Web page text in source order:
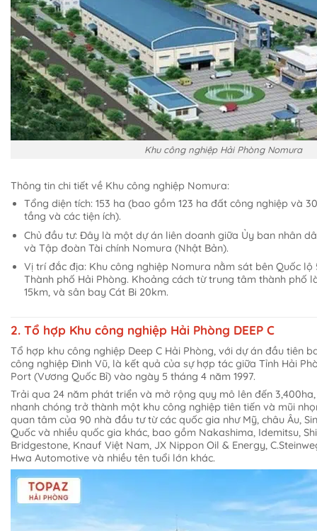
Khu công nghiệp Hải Phòng Nomura
Thông tin chi tiết về Khu công nghiệp Nomura:
Tổng diện tích: 153 ha (bao gồm 123 ha đất công nghiệp và
tầng và các tiện ích).
Chủ đầu tư: Đây là một dự án liên doanh giữa Ủy ban nhân
và Tập đoàn Tài chính Nomura (Nhật Bản).
Vị trí đắc địa: Khu công nghiệp Nomura nằm sát bên Quốc lộ
Thành phố Hải Phòng. Khoảng cách từ trung tâm thành phố
15km, và sân bay Cát Bi 20km.
2. Tổ hợp Khu công nghiệp Hải Phòng DEEP C
Tổ hợp khu công nghiệp Deep C Hải Phòng, với dự án đầu tiên
công nghiệp Đình Vũ, là kết quả của sự hợp tác giữa Tỉnh Hải
Port (Vương Quốc Bỉ) vào ngày 5 tháng 4 năm 1997.
Trải qua 24 năm phát triển và mở rộng quy mô lên đến 3,400ha,
nhanh chóng trở thành một khu công nghiệp tiên tiến và mũi
quan tâm của 90 nhà đầu tư từ các quốc gia như Mỹ, châu Âu,
Quốc và nhiều quốc gia khác, bao gồm Nakashima, Idemitsu,
Bridgestone, Knauf Việt Nam, JX Nippon Oil & Energy,
Hwa Automotive và nhiều tên tuổi lớn khác.